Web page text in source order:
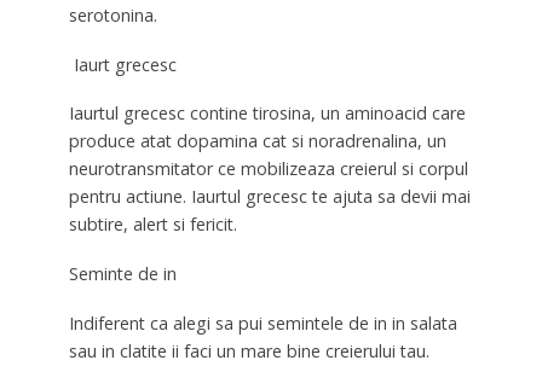
serotonina.
Iaurt grecesc
Iaurtul grecesc contine tirosina, un aminoacid care
produce atat dopamina cat si noradrenalina, un
neurotransmitator ce mobilizeaza creierul si corpul
pentru actiune. Iaurtul grecesc te ajuta sa devii mai
subtire, alert si fericit.
Seminte de in
Indiferent ca alegi sa pui semintele de in in salata
sau in clatite ii faci un mare bine creierului tau.